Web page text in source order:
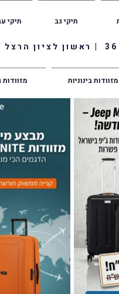
תיקי תיקי גב
מזוודות מזוודות בינוניות